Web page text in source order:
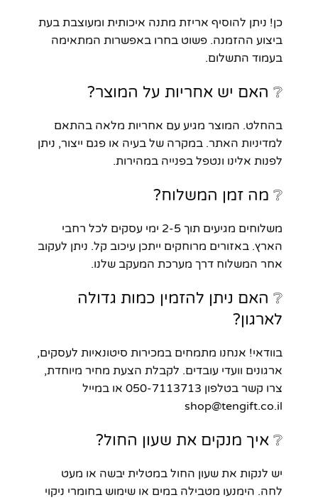
כן! ניתן להוסיף אריזת מתנה איכותית ומעוצבת בעת
ביצוע ההזמנה. פשוט בחרו באפשרות המתאימה
בעמוד התשלום.
❔ האם יש אחריות על המוצר?
בהחלט. המוצר מגיע עם אחריות מלאה בהתאם
למדיניות האתר. במקרה של בעיה או פגם ייצור, ניתן
לפנות אלינו ונטפל בפנייה במהירות.
❔ מה זמן המשלוח?
משלוחים מגיעים תוך 2-5 ימי עסקים לכל רחבי
הארץ. באזורים מרוחקים ייתכן עיכוב קל. ניתן לעקוב
אחר המשלוח דרך מערכת המעקב שלנו.
❔ האם ניתן להזמין כמות גדולה
לארגון?
בוודאי! אנחנו מתמחים במכירות סיטונאיות לעסקים,
ארגונים וועדי עובדים. לקבלת הצעת מחיר מיוחדת,
צרו קשר בטלפון 050-7113713 או במייל
shop@tengift.co.il
❔ איך מנקים את שעון החול?
יש לנקות את שעון החול במטלית יבשה או מעט
לחה. הימנעו מטבילה במים או שימוש בחומרי ניקוי